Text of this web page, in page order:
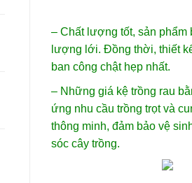
– Chất lượng tốt, sản phẩm
lượng lới. Đồng thời, thiết
ban công chật hẹp nhất.
– Những giá kệ trồng rau
ứng nhu cầu trồng trọt và
thông minh, đảm bảo vệ
sóc cây trồng.